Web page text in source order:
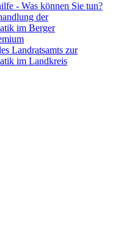
- Was können Sie tun?
der
im Berger
Landratsamts zur
im Landkreis